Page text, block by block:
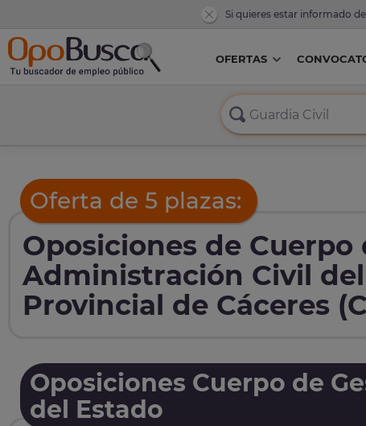
Si quieres estar informado
OFERTAS
Oferta de 5 plazas:
Oposiciones de Cuerpo
Administración Civil
Provincial de Cáceres
Oposiciones Cuerpo de
del Estado